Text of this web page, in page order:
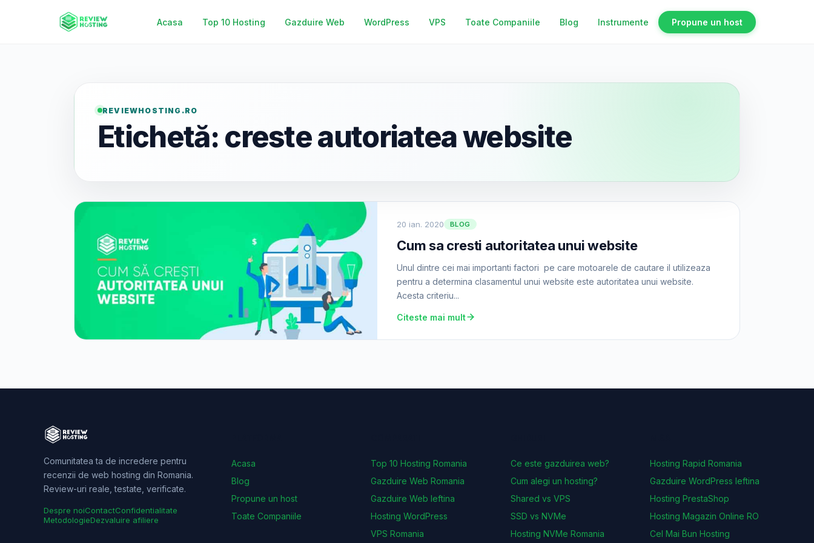
Acasa Top 10 Hosting Gazduire Web WordPress VPS Toate Companiile Blog Instrumente Propune un host
REVIEWHOSTING.RO
Etichetă: creste autoriatea website
20 ian. 2020 BLOG
Cum sa cresti autoritatea unui website
Unul dintre cei mai importanti factori pe care motoarele de cautare il utilizeaza
pentru a determina clasamentul unui website este autoritatea unui website.
Acesta criteriu...
Citeste mai mult
Comunitatea ta de incredere pentru
recenzii de web hosting din Romania.
Review-uri reale, testate, verificate.
Despre noiContactConfidentialitate
MetodologieDezvaluire afiliere
Acasa
Blog
Propune un host
Toate Companiile
Top 10 Hosting Romania
Gazduire Web Romania
Gazduire Web Ieftina
Hosting WordPress
VPS Romania
Ce este gazduirea web?
Cum alegi un hosting?
Shared vs VPS
SSD vs NVMe
Hosting NVMe Romania
Hosting Rapid Romania
Gazduire WordPress Ieftina
Hosting PrestaShop
Hosting Magazin Online RO
Cel Mai Bun Hosting